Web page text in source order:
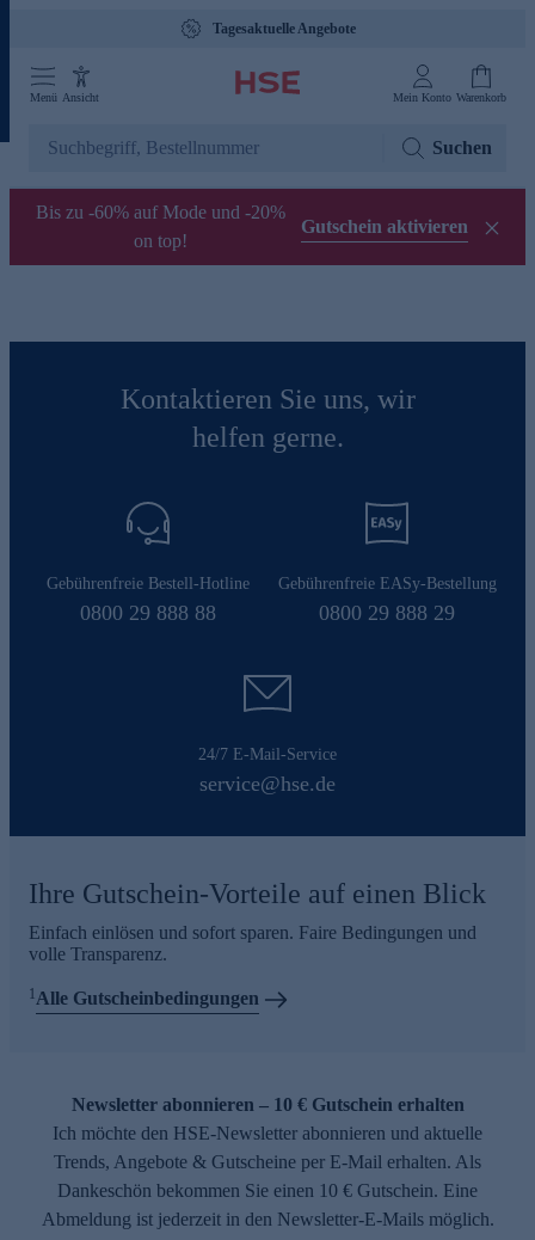
Tagesaktuelle Angebote
Menü Ansicht Mein Konto Warenkorb
Suchen
Bis zu -60% auf Mode und -20%
on top!
Gutschein aktivieren
Kontaktieren Sie uns, wir
helfen gerne.
Gebührenfreie Bestell-Hotline
0800 29 888 88
Gebührenfreie EASy-Bestellung
0800 29 888 29
24/7 E-Mail-Service
service@hse.de
Ihre Gutschein-Vorteile auf einen Blick
Einfach einlösen und sofort sparen. Faire Bedingungen und
volle Transparenz.
1Alle Gutscheinbedingungen
Newsletter abonnieren – 10 € Gutschein erhalten
Ich möchte den HSE-Newsletter abonnieren und aktuelle
Trends, Angebote & Gutscheine per E-Mail erhalten. Als
Dankeschön bekommen Sie einen 10 € Gutschein. Eine
Abmeldung ist jederzeit in den Newsletter-E-Mails möglich.